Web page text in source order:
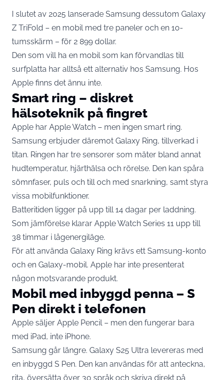
I slutet av 2025 lanserade Samsung dessutom Galaxy
Z TriFold – en mobil med tre paneler och en 10-
tumsskärm – för 2 899 dollar.
Den som vill ha en mobil som kan förvandlas till
surfplatta har alltså ett alternativ hos Samsung. Hos
Apple finns det ännu inte.
Smart ring – diskret
hälsoteknik på fingret
Apple har Apple Watch – men ingen smart ring.
Samsung erbjuder däremot Galaxy Ring, tillverkad i
titan. Ringen har tre sensorer som mäter bland annat
hudtemperatur, hjärthälsa och rörelse. Den kan spåra
sömnfaser, puls och till och med snarkning, samt styra
vissa mobilfunktioner.
Batteritiden ligger på upp till 14 dagar per laddning.
Som jämförelse klarar Apple Watch Series 11 upp till
38 timmar i lågenergiläge.
För att använda Galaxy Ring krävs ett Samsung-konto
och en Galaxy-mobil. Apple har inte presenterat
någon motsvarande produkt.
Mobil med inbyggd penna – S
Pen direkt i telefonen
Apple säljer Apple Pencil – men den fungerar bara
med iPad, inte iPhone.
Samsung går längre. Galaxy S25 Ultra levereras med
en inbyggd S Pen. Den kan användas för att anteckna,
rita, översätta över 30 språk och skriva direkt på